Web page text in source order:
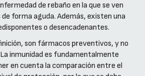
de rebaño en la que se ven
forma aguda. Además, existen una
o desencadenantes.
son fármacos preventivos, y no
inmunidad es fundamentalmente
en cuenta la comparación entre el